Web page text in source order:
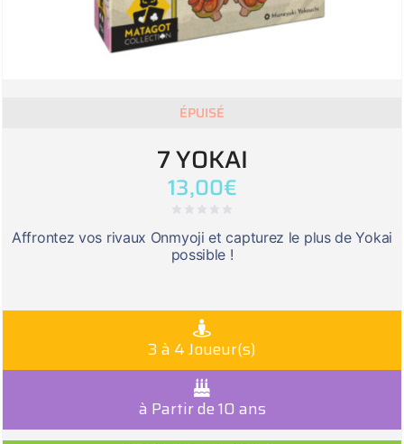
ÉPUISÉ
7 YOKAI
13,00€
Affrontez vos rivaux Onmyoji et capturez le plus de Yokai
possible !
3 à 4 Joueur(s)
à Partir de 10 ans